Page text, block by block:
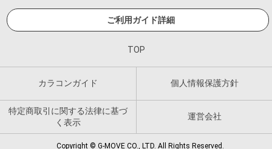
ご利用ガイド詳細
TOP
カラコンガイド 個人情報保護方針
特定商取引に関する法律に基づ
く表示
運営会社
Copyright © G-MOVE CO., LTD. All Rights Reserved.